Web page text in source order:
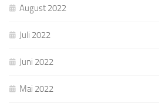
August 2022
Juli 2022
Juni 2022
Mai 2022